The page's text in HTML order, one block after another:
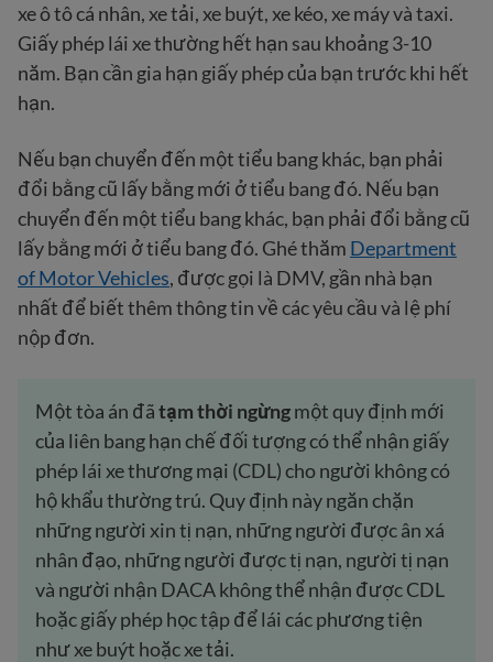
xe ô tô cá nhân, xe tải, xe buýt, xe kéo, xe máy và taxi.
Giấy phép lái xe thường hết hạn sau khoảng 3-10
năm. Bạn cần gia hạn giấy phép của bạn trước khi hết
hạn.
Nếu bạn chuyển đến một tiểu bang khác, bạn phải
đổi bằng cũ lấy bằng mới ở tiểu bang đó. Nếu bạn
chuyển đến một tiểu bang khác, bạn phải đổi bằng cũ
lấy bằng mới ở tiểu bang đó. Ghé thăm Department
of Motor Vehicles, được gọi là DMV, gần nhà bạn
nhất để biết thêm thông tin về các yêu cầu và lệ phí
nộp đơn.
Một tòa án đãtạm thời ngừngmột quy định mới
của liên bang hạn chế đối tượng có thể nhận giấy
phép lái xe thương mại (CDL) cho người không có
hộ khẩu thường trú. Quy định này ngăn chặn
những người xin tị nạn, những người được ân xá
nhân đạo, những người được tị nạn, người tị nạn
và người nhận DACA không thể nhận được CDL
hoặc giấy phép học tập để lái các phương tiện
như xe buýt hoặc xe tải.